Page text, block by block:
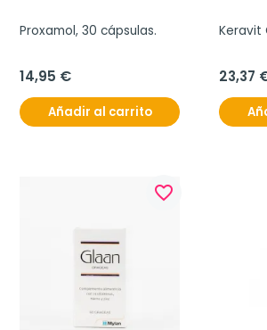
Proxamol, 30 cápsulas.
14,95 €
Añadir al carrito
Keravit
23,37
favorite_border